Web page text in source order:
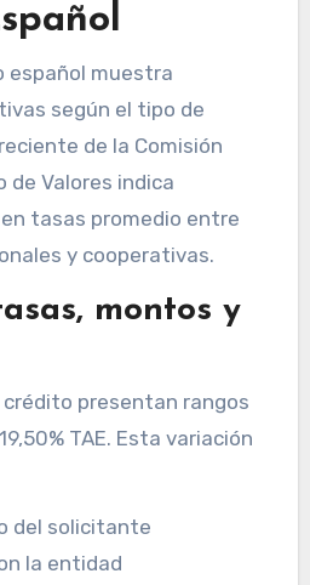
español muestra
según el tipo de
de la Comisión
de Valores indica
tasas promedio entre
y cooperativas.
montos y
presentan rangos
TAE. Esta variación
del solicitante
la entidad